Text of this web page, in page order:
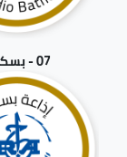
07 - بسكرة